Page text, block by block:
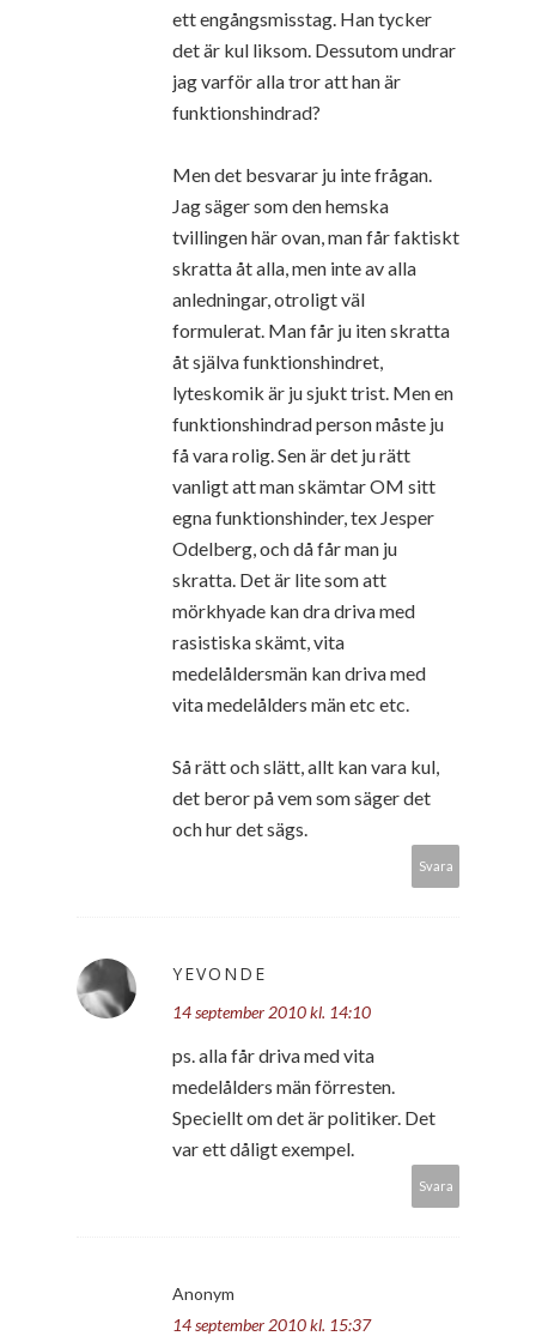
ett engångsmisstag. Han tycker
det är kul liksom. Dessutom undrar
jag varför alla tror att han är
funktionshindrad?
Men det besvarar ju inte frågan.
Jag säger som den hemska
tvillingen här ovan, man får faktiskt
skratta åt alla, men inte av alla
anledningar, otroligt väl
formulerat. Man får ju iten skratta
åt själva funktionshindret,
lyteskomik är ju sjukt trist. Men en
funktionshindrad person måste ju
få vara rolig. Sen är det ju rätt
vanligt att man skämtar OM sitt
egna funktionshinder, tex Jesper
Odelberg, och då får man ju
skratta. Det är lite som att
mörkhyade kan dra driva med
rasistiska skämt, vita
medelåldersmän kan driva med
vita medelålders män etc etc.
Så rätt och slätt, allt kan vara kul,
det beror på vem som säger det
och hur det sägs.
Svara
YEVONDE
14 september 2010 kl. 14:10
ps. alla får driva med vita
medelålders män förresten.
Speciellt om det är politiker. Det
var ett dåligt exempel.
Svara
Anonym
14 september 2010 kl. 15:37